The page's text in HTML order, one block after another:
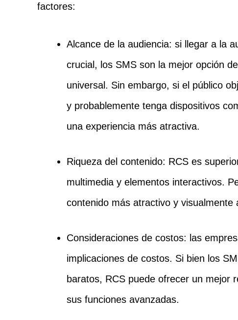
factores:
Alcance de la audiencia: si llegar a la
crucial, los SMS son la mejor opción
universal. Sin embargo, si el público
y probablemente tenga dispositivos
una experiencia más atractiva.
Riqueza del contenido: RCS es
multimedia y elementos interactivos.
contenido más atractivo y visualmente
Consideraciones de costos: las
implicaciones de costos. Si bien los
baratos, RCS puede ofrecer un mejor
sus funciones avanzadas.